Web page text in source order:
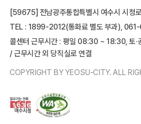
[59675] 전남광주통합특별시 여수시 시청
TEL : 1899-2012(통화료 별도 부과),
콜센터 근무시간 : 평일 08:30 ~ 18:30, 토
/ 근무시간 외 당직실로 연결
COPYRIGHT BY YEOSU-CITY. ALL